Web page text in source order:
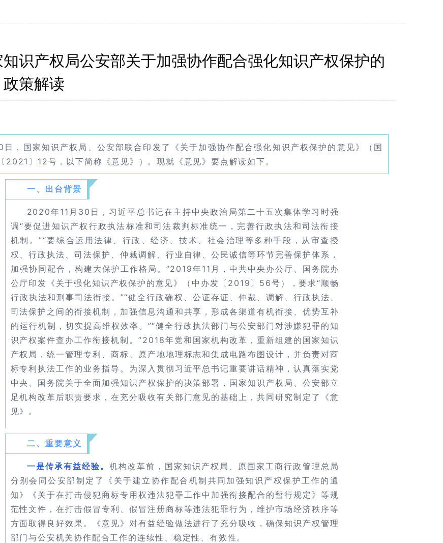
知识产权局公安部关于加强协作配合强化知识产权保护的
策解读
日，国家知识产权局、公安部联合印发了《关于加强协作配合强化知识产权保护的意见》（国
2021〕12号，以下简称《意见》）。现就《意见》要点解读如下。
一、出台背景
2020年11月30日，习近平总书记在主持中央政治局第二十五次集体学习时强
调“要促进知识产权行政执法标准和司法裁判标准统一，完善行政执法和司法衔接
机制。”“要综合运用法律、行政、经济、技术、社会治理等多种手段，从审查授
权、行政执法、司法保护、仲裁调解、行业自律、公民诚信等环节完善保护体系，
加强协同配合，构建大保护工作格局。”2019年11月，中共中央办公厅、国务院办
公厅印发《关于强化知识产权保护的意见》（中办发〔2019〕56号），要求“顺畅
行政执法和刑事司法衔接。”“健全行政确权、公证存证、仲裁、调解、行政执法、
司法保护之间的衔接机制，加强信息沟通和共享，形成各渠道有机衔接、优势互补
的运行机制，切实提高维权效率。”“健全行政执法部门与公安部门对涉嫌犯罪的知
识产权案件查办工作衔接机制。”2018年党和国家机构改革，重新组建的国家知识
产权局，统一管理专利、商标、原产地地理标志和集成电路布图设计，并负责对商
标专利执法工作的业务指导。为深入贯彻习近平总书记重要讲话精神，认真落实党
中央、国务院关于全面加强知识产权保护的决策部署，国家知识产权局、公安部立
足机构改革后职责要求，在充分吸收有关部门意见的基础上，共同研究制定了《意
见》。
二、重要意义
一是传承有益经验。机构改革前，国家知识产权局、原国家工商行政管理总局
分别会同公安部制定了《关于建立协作配合机制共同加强知识产权保护工作的通
知》《关于在打击侵犯商标专用权违法犯罪工作中加强衔接配合的暂行规定》等规
范性文件，在打击假冒专利、假冒注册商标等违法犯罪行为，维护市场经济秩序等
方面取得良好效果。《意见》对有益经验做法进行了充分吸收，确保知识产权管理
部门与公安机关协作配合工作的连续性、稳定性、有效性。